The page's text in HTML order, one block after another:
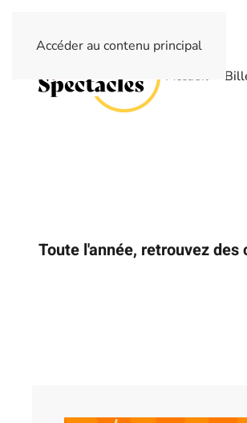
Accéder au contenu principal
Accueil
Toute l'année, retrouvez